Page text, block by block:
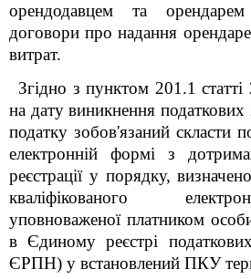
орендодавцем та
договори про надання
витрат.
Згідно з пунктом 201.1 статті
на дату виникнення податкових
податку зобов'язаний скласти
електронній формі з
реєстрації у порядку,
кваліфікованого
уповноваженої платником
в Єдиному реєстрі
ЄРПН) у встановлений ПКУ